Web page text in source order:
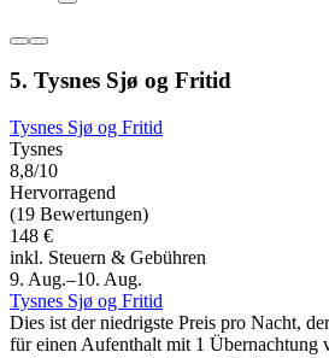
5. Tysnes Sjø og Fritid
Tysnes Sjø og Fritid
Tysnes
8,8/10
Hervorragend
(19 Bewertungen)
148 €
inkl. Steuern & Gebühren
9. Aug.–10. Aug.
Tysnes Sjø og Fritid
Dies ist der niedrigste Preis pro Nacht,
für einen Aufenthalt mit 1 Übernachtung